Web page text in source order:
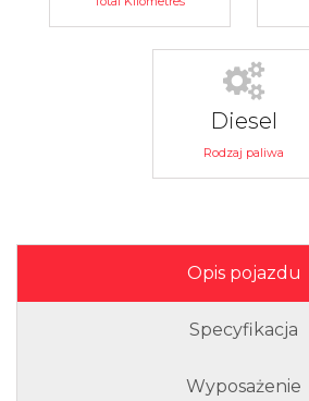
Diesel
Rodzaj paliwa
Opis pojazdu
Specyfikacja
Wyposażenie